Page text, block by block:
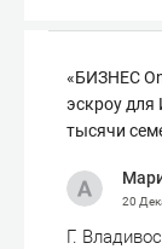
«БИЗНЕС
эскроу для
тысячи
20
Г.